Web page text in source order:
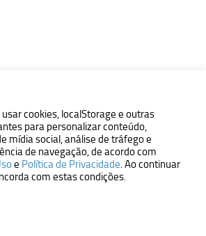
cookies, localStorage e outras
para personalizar conteúdo,
mídia social, análise de tráfego e